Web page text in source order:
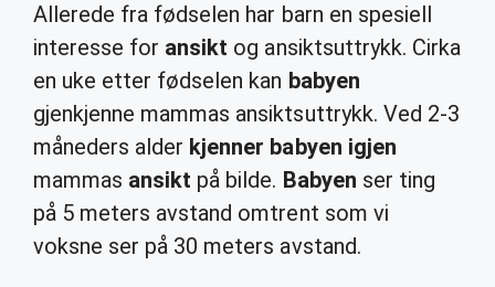
Allerede fra fødselen har barn en spesiell
interesse for ansikt og ansiktsuttrykk. Cirka
en uke etter fødselen kan babyen
gjenkjenne mammas ansiktsuttrykk. Ved 2-3
måneders alder kjenner babyen igjen
mammas ansikt på bilde. Babyen ser ting
på 5 meters avstand omtrent som vi
voksne ser på 30 meters avstand.